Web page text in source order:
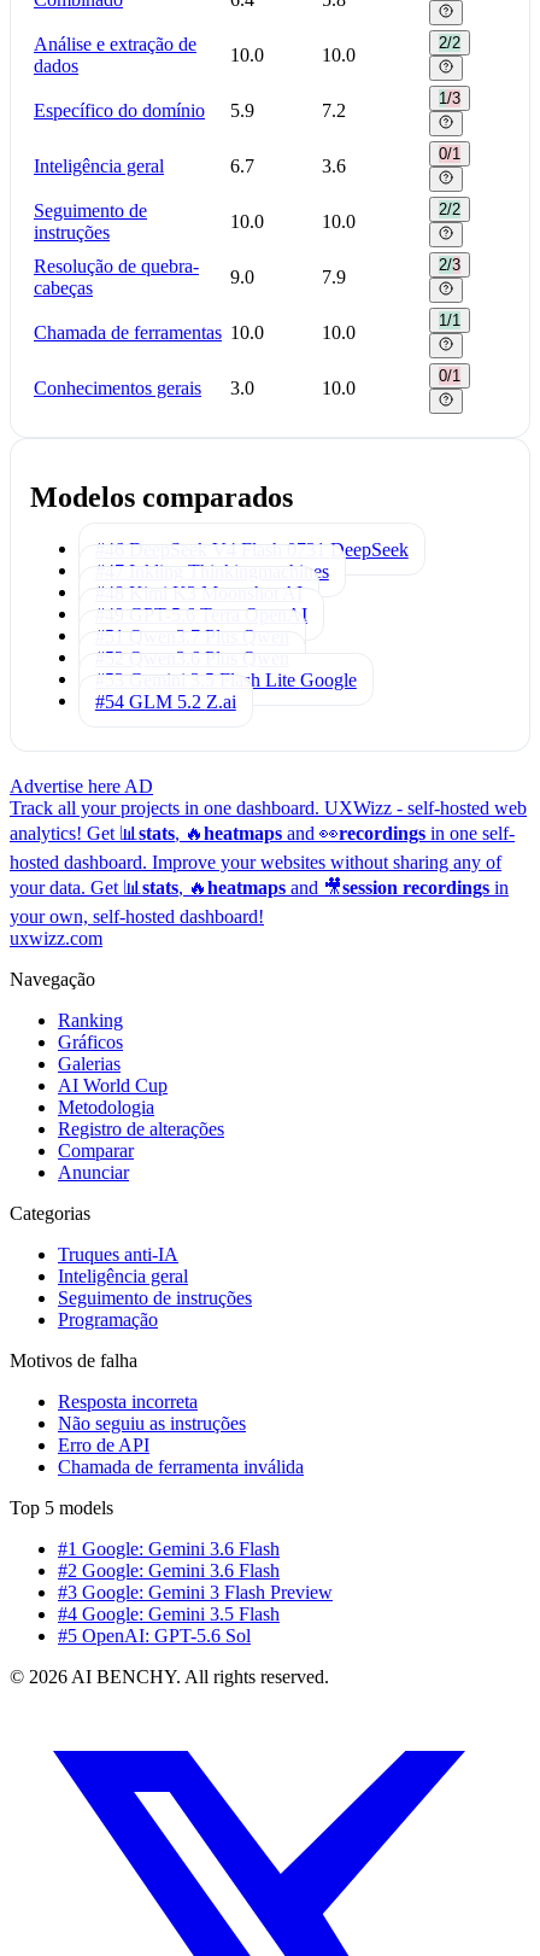
Análise e extração de
dados
10.0 10.0
2/2
Específico do domínio 5.9 7.2
1/3
Inteligência geral 6.7 3.6
0/1
Seguimento de
instruções
10.0 10.0
2/2
Resolução de quebra-
cabeças
9.0 7.9
2/3
Chamada de ferramentas 10.0 10.0
1/1
Conhecimentos gerais 3.0 10.0
0/1
Modelos comparados
#46 DeepSeek V4 Flash 0731 DeepSeek
#47 Inkling Thinkingmachines
#48 Kimi K3 Moonshot AI
#49 GPT-5.6 Terra
OpenAI
#51 Qwen3.7 Plus
Qwen
#52 Qwen3.6 Plus
Qwen
#53 Gemini 3.5 Flash Lite Google
#54 GLM 5.2 Z.ai
Advertise here AD
Track all your projects in one dashboard. UXWizz - self-hosted web
analytics! Get 📊 stats, 🔥heatmaps and 👀recordings in one self-
hosted dashboard. Improve your websites without sharing any of
your data. Get 📊 stats, 🔥heatmaps and 🎥session recordings in
your own, self-hosted dashboard!
uxwizz.com
Navegação
Ranking
Gráficos
Galerias
AI World Cup
Metodologia
Registro de alterações
Comparar
Anunciar
Categorias
Truques anti-IA
Inteligência geral
Seguimento de instruções
Programação
Motivos de falha
Resposta incorreta
Não seguiu as instruções
Erro de API
Chamada de ferramenta inválida
Top 5 models
#1 Google: Gemini 3.6 Flash
#2 Google: Gemini 3.6 Flash
#3 Google: Gemini 3 Flash Preview
#4 Google: Gemini 3.5 Flash
#5 OpenAI: GPT-5.6 Sol
© 2026 AI BENCHY. All rights reserved.